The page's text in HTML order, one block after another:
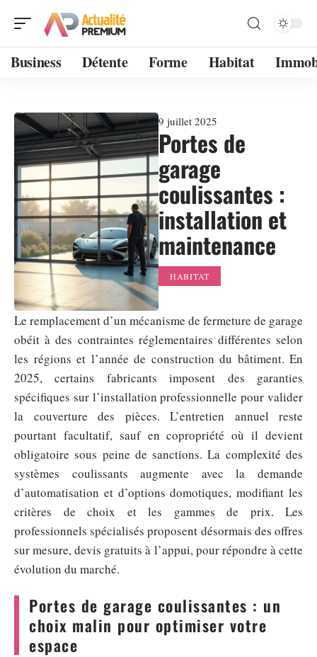
Business Détente Forme Habitat
9 juillet 2025
Portes de
garage
coulissantes :
installation et
maintenance
HABITAT
Le remplacement d’un mécanisme de fermeture de garage
obéit à des contraintes réglementaires différentes selon
les régions et l’année de construction du bâtiment. En
2025, certains fabricants imposent des garanties
spécifiques sur l’installation professionnelle pour valider
la couverture des pièces. L’entretien annuel reste
pourtant facultatif, sauf en copropriété où il devient
obligatoire sous peine de sanctions. La complexité des
systèmes coulissants augmente avec la demande
d’automatisation et d’options domotiques, modifiant les
critères de choix et les gammes de prix. Les
professionnels spécialisés proposent désormais des offres
sur mesure, devis gratuits à l’appui, pour répondre à cette
évolution du marché.
Portes de garage coulissantes : un
choix malin pour optimiser votre
espace